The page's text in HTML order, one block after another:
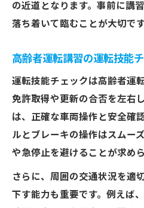
の近道となります。事前に講
落ち着いて臨むことが大切です
高齢者運転講習の運転技能
運転技能チェックは高齢者運
免許取得や更新の合否を左右
は、正確な車両操作と安全確
ルとブレーキの操作はスムー
や急停止を避けることが求めら
さらに、周囲の交通状況を適
下す能力も重要です。例えば